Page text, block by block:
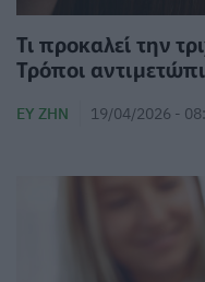
Τι προκαλεί την
Τρόποι
ΕΥ ΖΗΝ 19/04/2026 -